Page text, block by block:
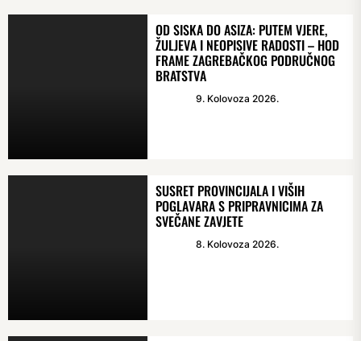
OD SISKA DO ASIZA: PUTEM VJERE,
ŽULJEVA I NEOPISIVE RADOSTI – HOD
FRAME ZAGREBAČKOG PODRUČNOG
BRATSTVA
9. Kolovoza 2026.
SUSRET PROVINCIJALA I VIŠIH
POGLAVARA S PRIPRAVNICIMA ZA
SVEČANE ZAVJETE
8. Kolovoza 2026.